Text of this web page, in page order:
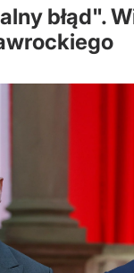
błąd".